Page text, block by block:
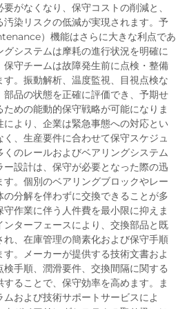
がなくなり、保守コストの削減と、
染リスクの低減が実現されます。予
）機能はさらに大きな利点であ
グシステムは摩耗の進行状況を明確に
守チームは故障発生前に点検・整備
。振動解析、温度監視、目視点検な
部品の状態を正確に評価でき、予期せ
めの能動的保守戦略が可能になりま
より、企業は緊急事態への対応とい
、生産要件に合わせて保守スケジュ
のレールおよびベアリングシステム
設計は、保守が必要となった際の迅
。個別のベアリングブロックやレー
分解を伴わずに交換できることが多
作業に伴う人件費を最小限に抑えま
ターフェースにより、交換部品と既
、在庫管理の簡素化および保守手順
。メーカーが提供する技術文書およ
手順、潤滑要件、交換間隔に関する
ることで、保守効率を高めます。ま
および技術サポートサービスによ